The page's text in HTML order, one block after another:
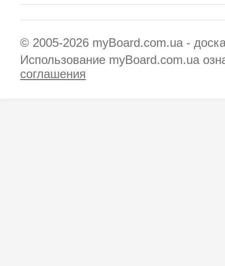
© 2005-2026 myBoard.com.ua -
Использование myBoard.com.ua
соглашения